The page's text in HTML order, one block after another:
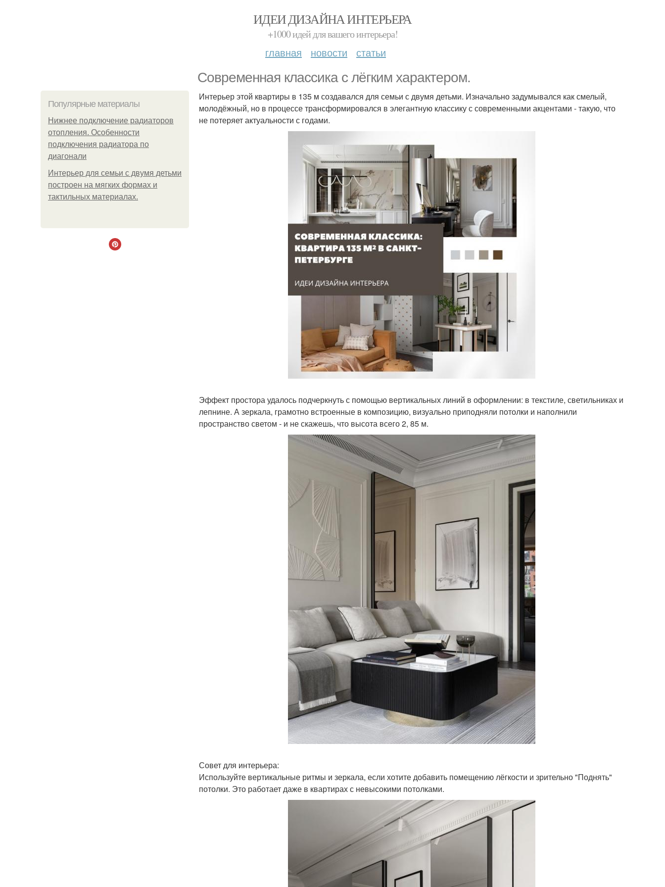
ИДЕИ ДИЗАЙНА ИНТЕРЬЕРА
+1000 идей для вашего интерьера!
главная новости статьи
Современная классика с лёгким характером.
Популярные материалы
Нижнее подключение радиаторов
отопления. Особенности
подключения радиатора по
диагонали
Интерьер для семьи с двумя детьми
построен на мягких формах и
тактильных материалах.
Интерьер этой квартиры в 135 м создавался для семьи с двумя детьми. Изначально задумывался как смелый,
молодёжный, но в процессе трансформировался в элегантную классику с современными акцентами - такую, что
не потеряет актуальности с годами.
Эффект простора удалось подчеркнуть с помощью вертикальных линий в оформлении: в текстиле, светильниках и
лепнине. А зеркала, грамотно встроенные в композицию, визуально приподняли потолки и наполнили
пространство светом - и не скажешь, что высота всего 2, 85 м.
Совет для интерьера:
Используйте вертикальные ритмы и зеркала, если хотите добавить помещению лёгкости и зрительно "Поднять"
потолки. Это работает даже в квартирах с невысокими потолками.